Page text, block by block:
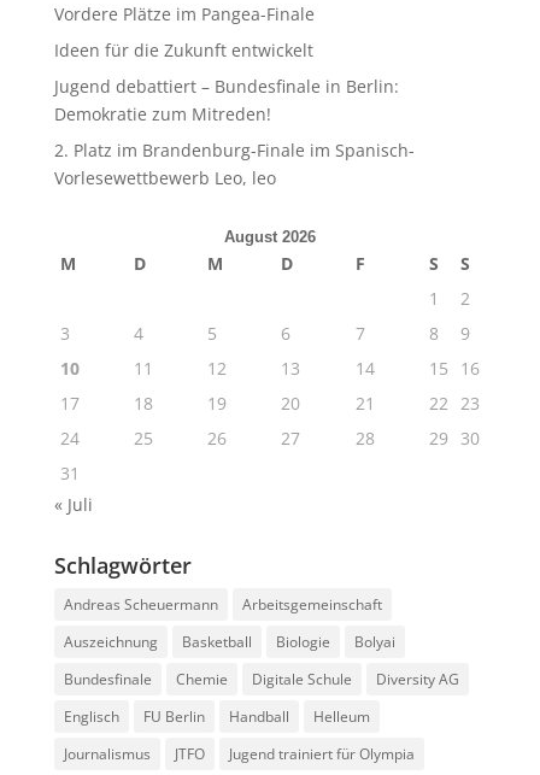
Vordere Plätze im Pangea-Finale
Ideen für die Zukunft entwickelt
Jugend debattiert – Bundesfinale in Berlin:
Demokratie zum Mitreden!
2. Platz im Brandenburg-Finale im Spanisch-
Vorlesewettbewerb Leo, leo
August 2026
M D M D F S
S
1
2
3
4 5 6 7 8
9
10
11 12 13 14 15
16
17
18 19 20 21 22 23
24
25 26 27 28 29
30
31
« Juli
Schlagwörter
Andreas Scheuermann
Arbeitsgemeinschaft
Auszeichnung
Basketball Biologie
Bolyai
Bundesfinale
Chemie Digitale Schule
Diversity AG
Englisch
FU Berlin Handball
Helleum
Journalismus
JTFO Jugend trainiert für Olympia